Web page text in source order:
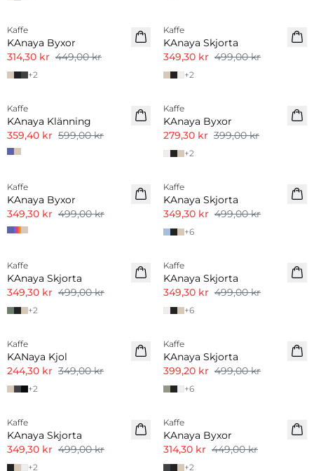
Kaffe
KAnaya Byxor
314,30 kr 449,00 kr
+2
Kaffe
KAnaya Skjorta
349,30 kr 499,00 kr
+2
Kaffe
KAnaya Klänning
359,40 kr 599,00 kr
Kaffe
KAnaya Byxor
279,30 kr 399,00 kr
+2
Kaffe
KAnaya Byxor
349,30 kr 499,00 kr
Kaffe
KAnaya Skjorta
349,30 kr 499,00 kr
+6
Kaffe
KAnaya Skjorta
349,30 kr 499,00 kr
+2
Kaffe
KAnaya Skjorta
349,30 kr 499,00 kr
+6
Kaffe
KANaya Kjol
244,30 kr 349,00 kr
+2
Kaffe
KAnaya Skjorta
399,20 kr 499,00 kr
+6
Kaffe
KAnaya Skjorta
349,30 kr 499,00 kr
+2
Kaffe
KAnaya Byxor
314,30 kr 449,00 kr
+2